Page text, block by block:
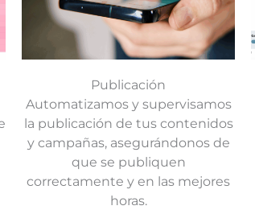
Publicación
Automatizamos y supervisamos
la publicación de tus contenidos
y campañas, asegurándonos de
que se publiquen
correctamente y en las mejores
horas.